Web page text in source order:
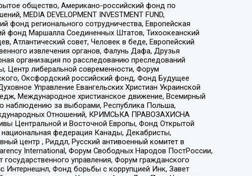
общество, Американо-российский фонд по
MEDIA DEVELOPMENT INVESTMENT FUND,
фонд регионального сотрудничества, Европейская
фонд Маршалла Соединенных Штатов, Тихоокеанский
Атлантический совет, Человек в беде, Европейский
извлечения органов, Фалунь Дафа, Друзья
организация по расследованию преследований
Центр либеральной современности, Форум
Оксфордский российский фонд, Фонд Будущее
Управление Евангельских Христиан Украинской
Международное христианское движение, Всемирный
наблюдению за выборами, Республика Польша,
Отношений, КРИМСЬКА ПРАВОЗАХИСНА
Центральной и Восточной Европы, Фонд Открытой
национальная федерация Канады, Декабристы,
центр , Риддл, Русский антивоенный комитет в
International, Форум Свободных Народов ПостРоссии,
управления, Форум гражданского
Интернешнл, Фонд борьбы с коррупцией Инк, Завет